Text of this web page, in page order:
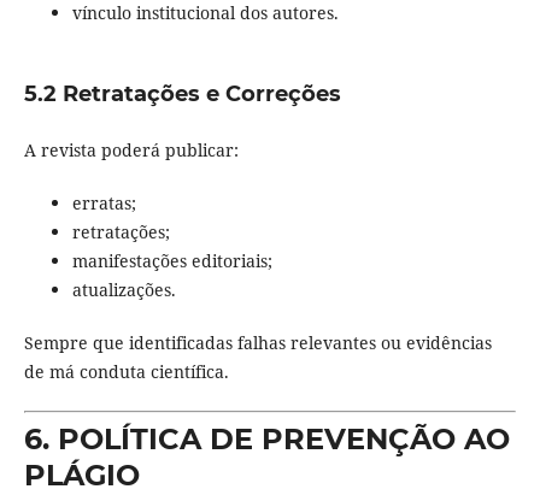
vínculo institucional dos autores.
5.2 Retratações e Correções
A revista poderá publicar:
erratas;
retratações;
manifestações editoriais;
atualizações.
Sempre que identificadas falhas relevantes ou evidências
de má conduta científica.
6. POLÍTICA DE PREVENÇÃO AO
PLÁGIO